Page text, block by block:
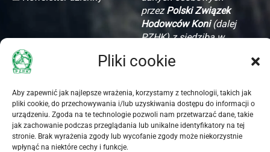
Pliki cookie
Aby zapewnić jak najlepsze wrażenia, korzystamy z technologii, takich jak
pliki cookie, do przechowywania i/lub uzyskiwania dostępu do informacji o
urządzeniu. Zgoda na te technologie pozwoli nam przetwarzać dane, takie
jak zachowanie podczas przeglądania lub unikalne identyfikatory na tej
stronie. Brak wyrażenia zgody lub wycofanie zgody może niekorzystnie
wpłynąć na niektóre cechy i funkcje.
przezPolski Związek
Hodowców Koni(dalej
PZHK) z siedzibą w
ul. Koszykowej 60/62
związanej z
uruchomieniem i wysyłką
Newslettera PZHK.
Oświadczam, że PZHK
poinformował mnie o